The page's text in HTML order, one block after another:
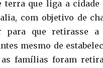
terra que liga a cidade
com objetivo de
para que retirasse a
mesmo de
as famílias foram